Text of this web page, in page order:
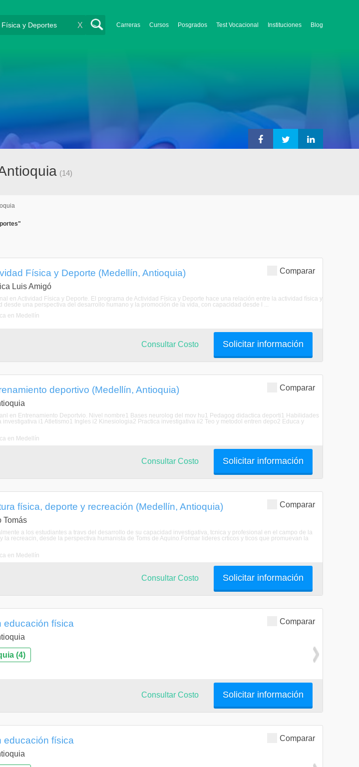
Carreras Cursos Posgrados Test Vocacional Instituciones Blog
X
(14)
Comparar
Física y Deporte (Medellín, Antioquia)
Luis Amigó
en Actividad Física y Deporte. El programa de Actividad Física y Deporte hace una relación entre la actividad física y
desde una perspectiva del desarrollo humano y la promoción de la vida, con capacidad desde l ...
en Medellín
Solicitar información
Consultar Costo
Comparar
deportivo (Medellín, Antioquia)
en Entrenamiento Deportvio. Nivel nombre1 Bases neurolog del mov hu1 Pedagog didactica deporti1 Habilidades
investigativa i1 Atletismo1 Ingles i2 Kinesiologia2 Practica investigativa ii2 Teo y metodol entren depo2 Educa y
en Medellín
Solicitar información
Consultar Costo
Comparar
física, deporte y recreación (Medellín, Antioquia)
Tomás
a los estudiantes a travs del desarrollo de su capacidad investigativa, tcnica y profesional en el campo de la
la recreacin, desde la perspectiva humanista de Toms de Aquino.Formar lideres crticos y ticos que promuevan la
en Medellín
Solicitar información
Consultar Costo
Comparar
educación física
(4)
Solicitar información
Consultar Costo
Comparar
educación física